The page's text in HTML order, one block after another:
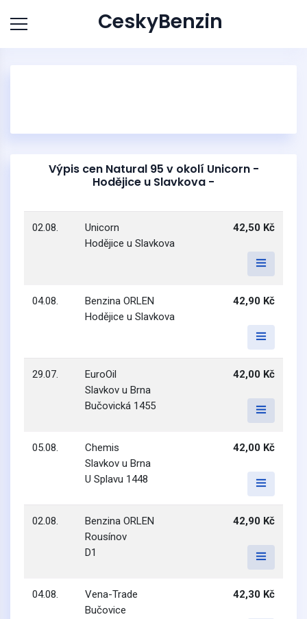
CeskyBenzin
Výpis cen Natural 95 v okolí Unicorn -
Hodějice u Slavkova -
02.08.
Unicorn
Hodějice u Slavkova
42,50 Kč
04.08.
Benzina ORLEN
Hodějice u Slavkova
42,90 Kč
29.07.
EuroOil
Slavkov u Brna
Bučovická 1455
42,00 Kč
05.08.
Chemis
Slavkov u Brna
U Splavu 1448
42,00 Kč
02.08.
Benzina ORLEN
Rousínov
D1
42,90 Kč
04.08.
Vena-Trade
Bučovice
42,30 Kč